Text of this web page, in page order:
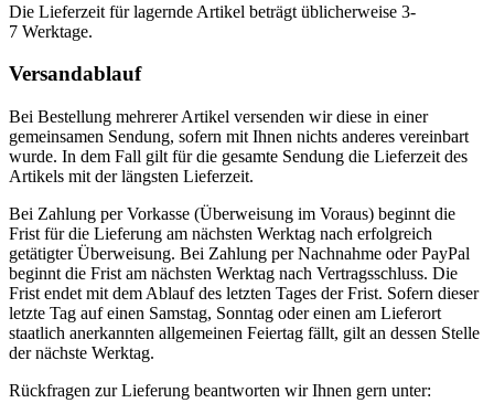
Die Lieferzeit für lagernde Artikel beträgt üblicherweise 3-
7 Werktage.
Versandablauf
Bei Bestellung mehrerer Artikel versenden wir diese in einer
gemeinsamen Sendung, sofern mit Ihnen nichts anderes vereinbart
wurde. In dem Fall gilt für die gesamte Sendung die Lieferzeit des
Artikels mit der längsten Lieferzeit.
Bei Zahlung per Vorkasse (Überweisung im Voraus) beginnt die
Frist für die Lieferung am nächsten Werktag nach erfolgreich
getätigter Überweisung. Bei Zahlung per Nachnahme oder PayPal
beginnt die Frist am nächsten Werktag nach Vertragsschluss. Die
Frist endet mit dem Ablauf des letzten Tages der Frist. Sofern dieser
letzte Tag auf einen Samstag, Sonntag oder einen am Lieferort
staatlich anerkannten allgemeinen Feiertag fällt, gilt an dessen Stelle
der nächste Werktag.
Rückfragen zur Lieferung beantworten wir Ihnen gern unter: